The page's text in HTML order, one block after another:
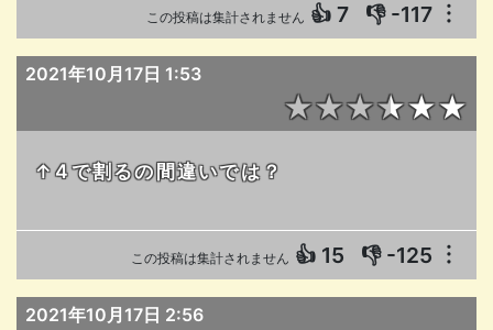
この投稿は集計されません 👍 7 👎 -117 ︙
2021年10月17日 1:53
★★★★★★
↑4で割るの間違いでは？
この投稿は集計されません 👍 15 👎 -125 ︙
2021年10月17日 2:56